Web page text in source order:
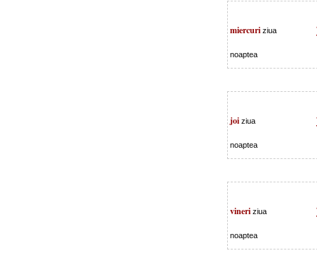
miercuri ziua
noaptea
joi ziua
noaptea
vineri ziua
noaptea